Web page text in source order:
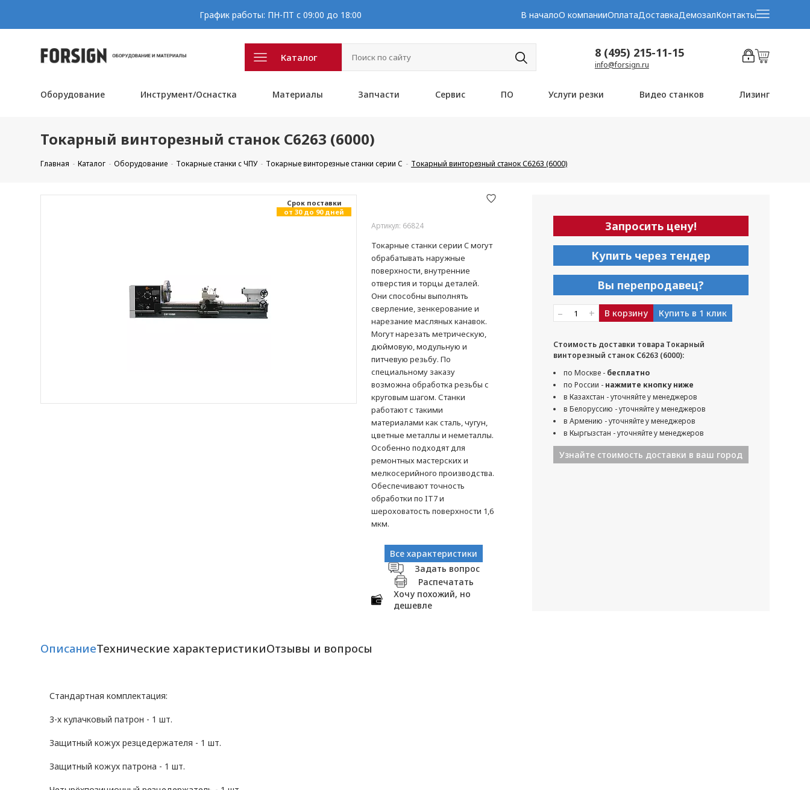
График работы: ПН-ПТ с 09:00 до 18:00 В началоО компанииОплатаДоставкаДемозалКонтакты
Каталог 8 (495) 215-11-15
info@forsign.ru
Оборудование Инструмент/Оснастка Материалы Запчасти Сервис ПО Услуги резки Видео станков Лизинг
Токарный винторезный станок С6263 (6000)
Главная Каталог Оборудование Токарные станки с ЧПУ Токарные винторезные станки серии C Токарный винторезный станок С6263 (6000)
Cрок поставки
от 30 до 90 дней
Артикул: 66824
Токарные станки серии C могут
обрабатывать наружные
поверхности, внутренние
отверстия и торцы деталей.
Они способны выполнять
сверление, зенкерование и
нарезание масляных канавок.
Могут нарезать метрическую,
дюймовую, модульную и
питчевую резьбу. По
специальному заказу
возможна обработка резьбы с
круговым шагом. Станки
работают с такими
материалами как сталь, чугун,
цветные металлы и неметаллы.
Особенно подходят для
ремонтных мастерских и
мелкосерийного производства.
Обеспечивают точность
обработки по IT7 и
шероховатость поверхности 1,6
мкм.
Все характеристики
Задать вопрос
Распечатать
Хочу похожий, но
дешевле
Запросить цену!
Купить через тендер
Вы перепродавец?
– + В корзину Купить в 1 клик
Стоимость доставки товара Токарный
винторезный станок С6263 (6000):
по Москве - бесплатно
по России - нажмите кнопку ниже
в Казахстан - уточняйте у менеджеров
в Белоруссию - уточняйте у менеджеров
в Армению - уточняйте у менеджеров
в Кыргызстан - уточняйте у менеджеров
Узнайте стоимость доставки в ваш город
ОписаниеТехнические характеристикиОтзывы и вопросы
Стандартная комплектация:
3-х кулачковый патрон - 1 шт.
Защитный кожух резцедержателя - 1 шт.
Защитный кожух патрона - 1 шт.